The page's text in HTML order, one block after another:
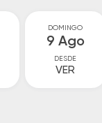
DOMINGO
9 Ago
DESDE
VER